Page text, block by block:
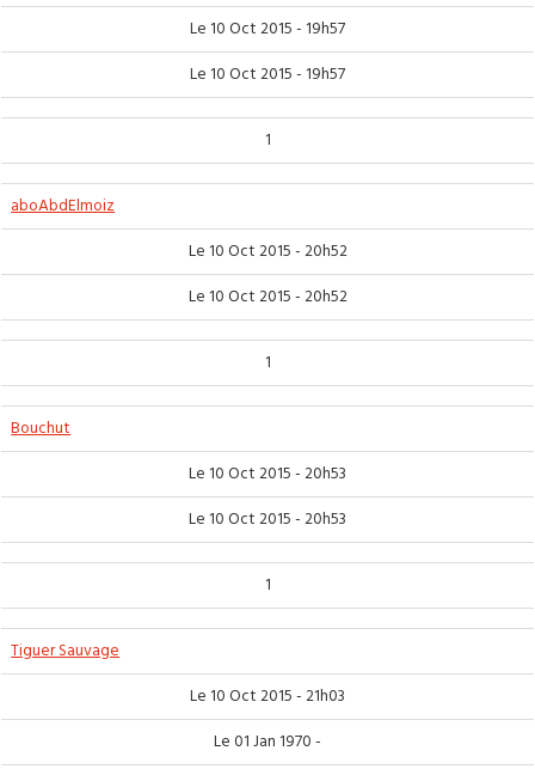
Le 10 Oct 2015 - 19h57
Le 10 Oct 2015 - 19h57
1
aboAbdElmoiz
Le 10 Oct 2015 - 20h52
Le 10 Oct 2015 - 20h52
1
Bouchut
Le 10 Oct 2015 - 20h53
Le 10 Oct 2015 - 20h53
1
Tiguer Sauvage
Le 10 Oct 2015 - 21h03
Le 01 Jan 1970 -